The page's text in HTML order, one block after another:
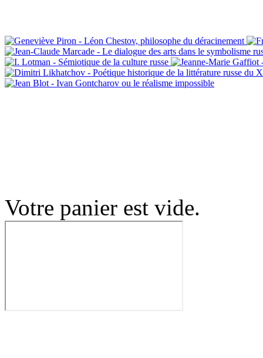
Votre panier est vide.